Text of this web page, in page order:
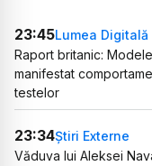
23:45Lumea Digitală
Raport britanic:
manifestat
testelor
23:34Știri Externe
Văduva lui Aleksei